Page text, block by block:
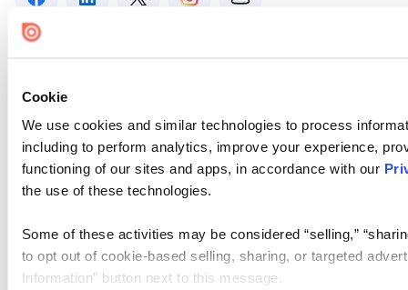
Cookie
We use cookies and similar technologies to process
including to perform analytics, improve your experience,
functioning of our sites and apps, in accordance with our
the use of these technologies.
Some of these activities may be considered “selling,”
to opt out of cookie-based selling, sharing, or targeted
Information” button next to this message.